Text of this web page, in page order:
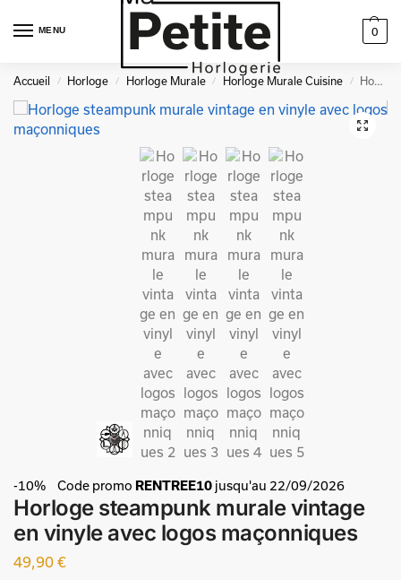
MENU 0
Accueil / Horloge / Horloge Murale / Horloge Murale Cuisine / Horloge steampunk murale vintage en vinyle avec logos maçonniques
-10% Code promo RENTREE10 jusqu'au 22/09/2026
Horloge steampunk murale vintage
en vinyle avec logos maçonniques
49,90 €